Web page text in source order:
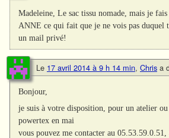
Madeleine, Le sac tissu nomade, mais je
ANNE ce qui fait que je ne vois pas duquel
un mail privé!
Le 17 avril 2014 à 9 h 14 min, Chris a
Bonjour,
je suis à votre disposition, pour un atelier
powertex en mai
vous pouvez me contacter au